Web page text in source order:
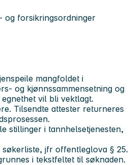
og forsikringsordninger
mangfoldet i
og kjønnssammensetning og
vil bli vektlagt.
Tilsendte attester returneres
stillinger i tannhelsetjenesten,
jfr offentleglova § 25.
i tekstfeltet til søknaden.